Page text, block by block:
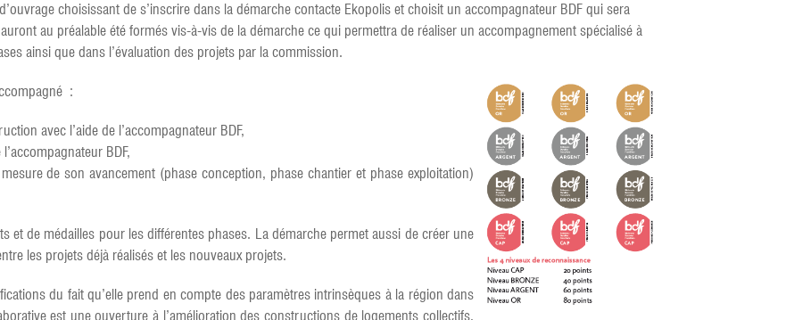
choisissant de s’inscrire dans la démarche contacte Ekopolis et choisit un accompagnateur BDF qui sera
au préalable été formés vis-à-vis de la démarche ce qui permettra de réaliser un accompagnement spécialisé à
ainsi que dans l’évaluation des projets par la commission.
:
avec l’aide de l’accompagnateur BDF,
BDF,
de son avancement (phase conception, phase chantier et phase exploitation)
et de médailles pour les différentes phases. La démarche permet aussi de créer une
les projets déjà réalisés et les nouveaux projets.
du fait qu’elle prend en compte des paramètres intrinsèques à la région dans
est une ouverture à l’amélioration des constructions de logements collectifs,